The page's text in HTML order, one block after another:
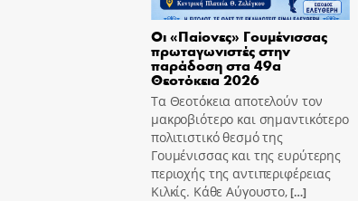
Οι «Παίονες» Γουμένισσας
πρωταγωνιστές στην
παράδοση στα 49α
Θεοτόκεια 2026
Τα Θεοτόκεια αποτελούν τον
μακροβιότερο και σημαντικότερο
πολιτιστικό θεσμό της
Γουμένισσας και της ευρύτερης
περιοχής της αντιπεριφέρειας
Κιλκίς. Κάθε Αύγουστο,[…]